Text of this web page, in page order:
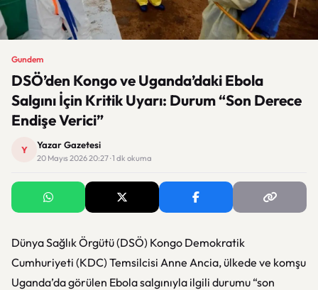
Gundem
DSÖ’den Kongo ve Uganda’daki Ebola
Salgını İçin Kritik Uyarı: Durum “Son Derece
Endişe Verici”
Y Yazar Gazetesi
20 Mayıs 2026 20:27 · 1 dk okuma
Dünya Sağlık Örgütü (DSÖ) Kongo Demokratik
Cumhuriyeti (KDC) Temsilcisi Anne Ancia, ülkede ve komşu
Uganda’da görülen Ebola salgınıyla ilgili durumu “son